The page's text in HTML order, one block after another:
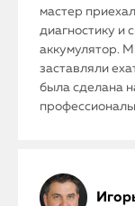
iPhone
мастер
диагностику и
аккумулятор.
заставляли
была сделана